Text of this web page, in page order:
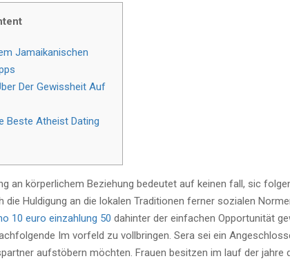
Jamaikanischen
Der Gewissheit Auf
Beste Atheist Dating
an körperlichem Beziehung bedeutet auf keinen fall, sic
die Huldigung an die lokalen Traditionen ferner sozialen
10 euro einzahlung 50 dahinter der einfachen Opportunität
Im vorfeld zu vollbringen. Sera sei ein
aufstöbern möchten. Frauen besitzen im lauf der jahre